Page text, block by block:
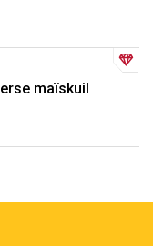
maïskuil